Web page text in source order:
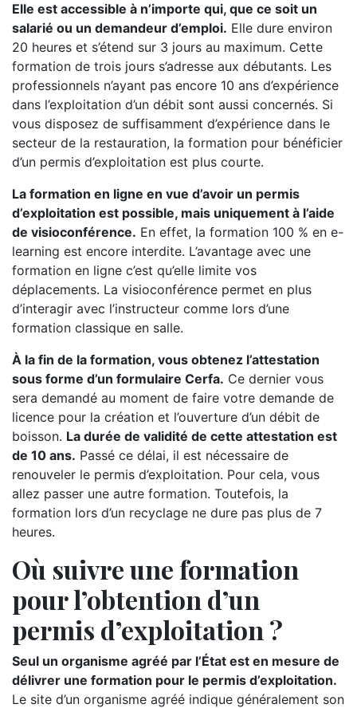
Elle est accessible à n’importe qui, que ce soit un
salarié ou un demandeur d’emploi. Elle dure environ
20 heures et s’étend sur 3 jours au maximum. Cette
formation de trois jours s’adresse aux débutants. Les
professionnels n’ayant pas encore 10 ans d’expérience
dans l’exploitation d’un débit sont aussi concernés. Si
vous disposez de suffisamment d’expérience dans le
secteur de la restauration, la formation pour bénéficier
d’un permis d’exploitation est plus courte.
La formation en ligne en vue d’avoir un permis
d’exploitation est possible, mais uniquement à l’aide
de visioconférence. En effet, la formation 100 % en e-
learning est encore interdite. L’avantage avec une
formation en ligne c’est qu’elle limite vos
déplacements. La visioconférence permet en plus
d’interagir avec l’instructeur comme lors d’une
formation classique en salle.
À la fin de la formation, vous obtenez l’attestation
sous forme d’un formulaire Cerfa. Ce dernier vous
sera demandé au moment de faire votre demande de
licence pour la création et l’ouverture d’un débit de
boisson. La durée de validité de cette attestation est
de 10 ans. Passé ce délai, il est nécessaire de
renouveler le permis d’exploitation. Pour cela, vous
allez passer une autre formation. Toutefois, la
formation lors d’un recyclage ne dure pas plus de 7
heures.
Où suivre une formation
pour l’obtention d’un
permis d’exploitation ?
Seul un organisme agréé par l’État est en mesure de
délivrer une formation pour le permis d’exploitation.
Le site d’un organisme agréé indique généralement son